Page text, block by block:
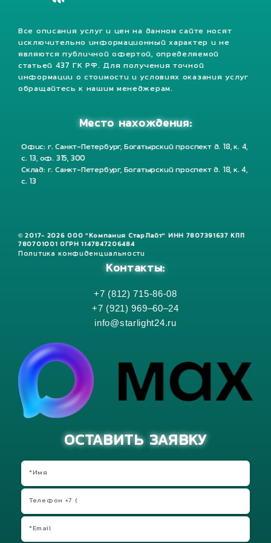
Все описания услуг и цен на данном сайте носят
исключительно информационный характер и не
являются публичной офертой, определяемой
статьей 437 ГК РФ. Для получения точной
информации о стоимости и условиях оказания услуг
обращайтесь к нашим менеджерам.
Место нахождения:
Офис: г. Санкт-Петербург, Богатырский проспект д. 18, к. 4,
с. 13, оф. 315, 300
Склад: г. Санкт-Петербург, Богатырский проспект д. 18, к. 4,
с. 13
© 2017- 2026 ООО "Компания СтарЛайт" ИНН 7807391637 КПП
780701001 ОГРН 1147847206484
Политика конфиденциальности
Контакты:
+7 (812) 715-86-08
+7 (921) 969–60–24
info@starlight24.ru
ОСТАВИТЬ ЗАЯВКУ